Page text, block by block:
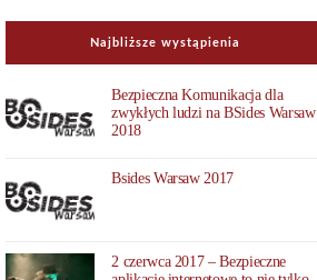
Najbliższe wystąpienia
Bezpieczna Komunikacja dla
zwykłych ludzi na BSides Warsaw
2018
Bsides Warsaw 2017
2 czerwca 2017 – Bezpieczne